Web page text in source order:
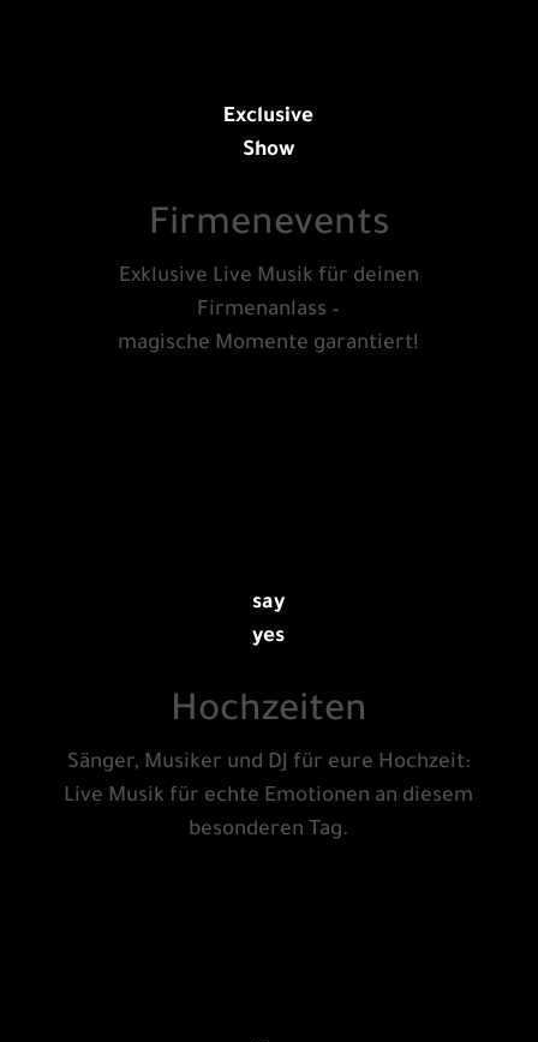
Exclusive
Show
Firmenevents
Exklusive Live Musik für deinen
Firmenanlass –
magische Momente garantiert!
say
yes
Hochzeiten
Sänger, Musiker und DJ für eure Hochzeit:
Live Musik für echte Emotionen an diesem
besonderen Tag.